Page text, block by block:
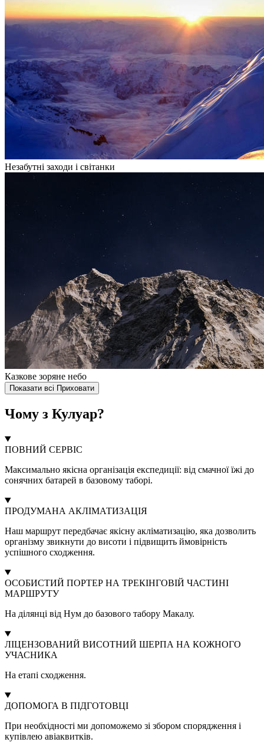
Незабутні заходи і світанки
Казкове зоряне небо
Показати всі Приховати
Чому з Кулуар?
ПОВНИЙ СЕРВІС
Максимально якісна організація експедиції: від смачної їжі до
сонячних батарей в базовому таборі.
ПРОДУМАНА АКЛІМАТИЗАЦІЯ
Наш маршрут передбачає якісну акліматизацію, яка дозволить
організму звикнути до висоти і підвищить ймовірність
успішного сходження.
ОСОБИСТИЙ ПОРТЕР НА ТРЕКІНГОВІЙ ЧАСТИНІ
МАРШРУТУ
На ділянці від Нум до базового табору Макалу.
ЛІЦЕНЗОВАНИЙ ВИСОТНИЙ ШЕРПА НА КОЖНОГО
УЧАСНИКА
На етапі сходження.
ДОПОМОГА В ПІДГОТОВЦІ
При необхідності ми допоможемо зі збором спорядження і
купівлею авіаквитків.